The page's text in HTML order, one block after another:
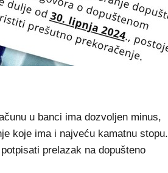
u banci ima dozvoljen minus,
koje ima i najveću kamatnu stopu.
prelazak na dopušteno